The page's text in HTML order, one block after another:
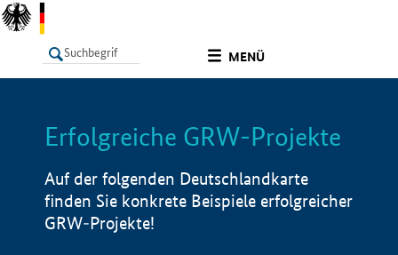
MENÜ
LISTE Info
Erfolgreiche GRW-Projekte
Auf der folgenden Deutschlandkarte
finden Sie konkrete Beispiele erfolgreicher
GRW-Projekte!